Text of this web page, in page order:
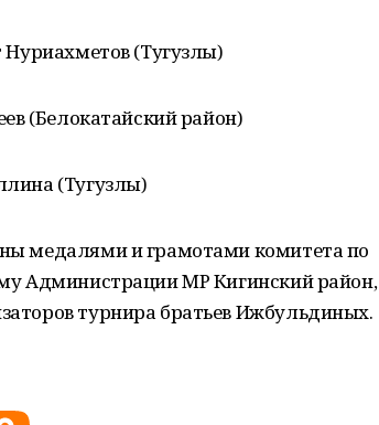
(Тугузлы)
(Белокатайский район)
(Тугузлы)
медалями и грамотами комитета по
Администрации МР Кигинский район,
турнира братьев Ижбульдиных.